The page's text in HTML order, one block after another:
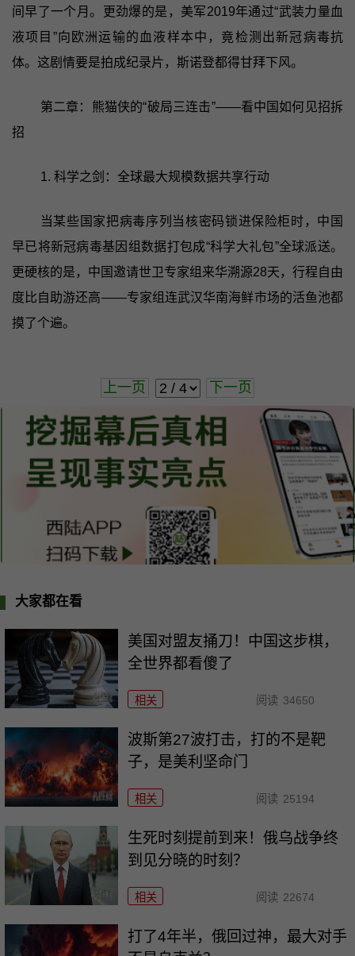
间早了一个月。更劲爆的是，美军2019年通过“武装力量血
液项目”向欧洲运输的血液样本中，竟检测出新冠病毒抗
体。这剧情要是拍成纪录片，斯诺登都得甘拜下风。
第二章：熊猫侠的“破局三连击”——看中国如何见招拆
招
1. 科学之剑：全球最大规模数据共享行动
当某些国家把病毒序列当核密码锁进保险柜时，中国
早已将新冠病毒基因组数据打包成“科学大礼包”全球派送。
更硬核的是，中国邀请世卫专家组来华溯源28天，行程自由
度比自助游还高——专家组连武汉华南海鲜市场的活鱼池都
摸了个遍。
上一页 下一页
大家都在看
美国对盟友捅刀！中国这步棋，
全世界都看傻了
相关 阅读 34650
波斯第27波打击，打的不是靶
子，是美利坚命门
相关 阅读 25194
生死时刻提前到来！俄乌战争终
到见分晓的时刻？
相关 阅读 22674
打了4年半，俄回过神，最大对手